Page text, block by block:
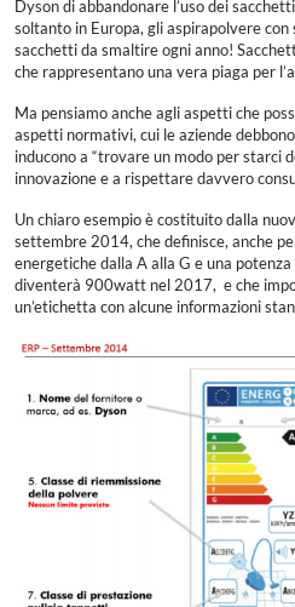
Dyson di abbandonare l’uso dei
soltanto in Europa, gli aspirapolvere
sacchetti da smaltire ogni anno!
che rappresentano una vera piaga per
Ma pensiamo anche agli aspetti che
aspetti normativi, cui le aziende
inducono a “trovare un modo per starci
innovazione e a rispettare davvero
Un chiaro esempio è costituito dalla
settembre 2014, che definisce, anche
energetiche dalla A alla G e una
diventerà 900watt nel 2017, e che
un’etichetta con alcune informazioni